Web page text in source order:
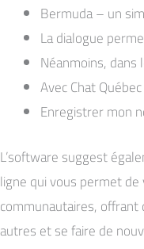
Bermuda – un
La dialogue
Néanmoins,
Avec Chat
Enregistrer mon
L’software suggest
ligne qui vous permet
communautaires, offrant
autres et se faire de